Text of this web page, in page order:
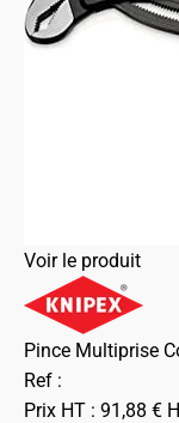
Voir le produit
Pince Multiprise
Ref :
Prix HT : 91,88 €